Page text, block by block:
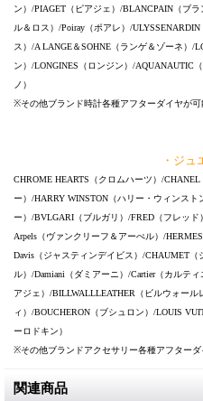
ン）/PIAGET（ピアジェ）/BLANCPAIN（ブ
ル＆ロス）/Poiray（ポアレ）/
ス）/A LANGE＆SOHNE（ランゲ＆ゾーネ）/
ン）/LONGINES（ロンジン）/AQUANAUTIC
ノ）
※その他ブランド時計各種アフターダイヤが可
・ジュ
CHROME HEARTS（クロムハーツ）/
ー）/HARRY WINSTON（ハリー・ウィンス
ー）/BVLGARI（ブルガリ）/FRED（フレッド
Arpels（ヴァンクリーフ＆アーぺル）/
Davis（ジャスティンデイビス）/CHAUMET（
ル）/Damiani（ダミアーニ）/Cartier（カルテ
アジェ）/BILLWALLLEATHER（ビルウォール
ィ）/BOUCHERON（ブシュロン）/LOUIS
ーロドキン）
※その他ブランドアクセサリー各種アフターダ
関連商品